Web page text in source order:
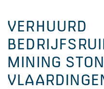
VERHUURD
MINING